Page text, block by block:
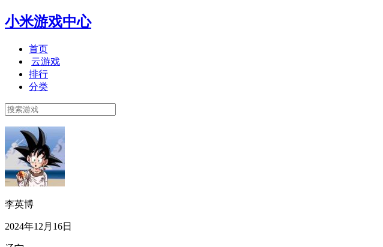
小米游戏中心
首页
云游戏
排行
分类
李英博
2024年12月16日